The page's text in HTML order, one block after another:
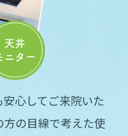
天井
ニター
心してご来院いた
方の目線で考えた使